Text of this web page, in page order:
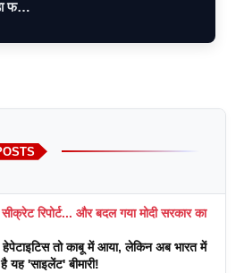
फ…
रिपोर्ट... और बदल गया मोदी सरकार का
तो काबू में आया, लेकिन अब भारत में
यह 'साइलेंट' बीमारी!